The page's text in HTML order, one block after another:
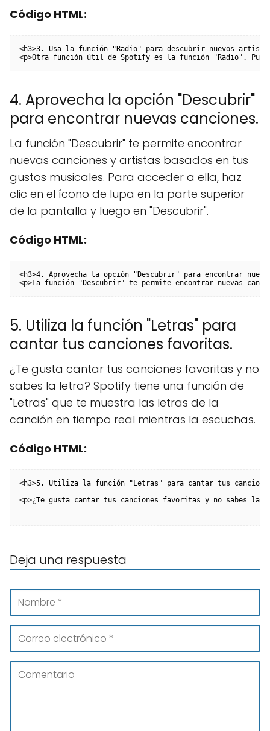
Código HTML:
<h3>3. Usa la función "Radio" para descubrir nuevos
<p>Otra función útil de Spotify es la función "Radio".
4. Aprovecha la opción "Descubrir"
para encontrar nuevas canciones.
La función "Descubrir" te permite encontrar
nuevas canciones y artistas basados en tus
gustos musicales. Para acceder a ella, haz
clic en el ícono de lupa en la parte superior
de la pantalla y luego en "Descubrir".
Código HTML:
<h3>4. Aprovecha la opción "Descubrir" para encontrar
<p>La función "Descubrir" te permite encontrar nuevas
5. Utiliza la función "Letras" para
cantar tus canciones favoritas.
¿Te gusta cantar tus canciones favoritas y no
sabes la letra? Spotify tiene una función de
"Letras" que te muestra las letras de la
canción en tiempo real mientras la escuchas.
Código HTML:
<h3>5. Utiliza la función "Letras" para cantar tus
<p>¿Te gusta cantar tus canciones favoritas y no sabes
Deja una respuesta